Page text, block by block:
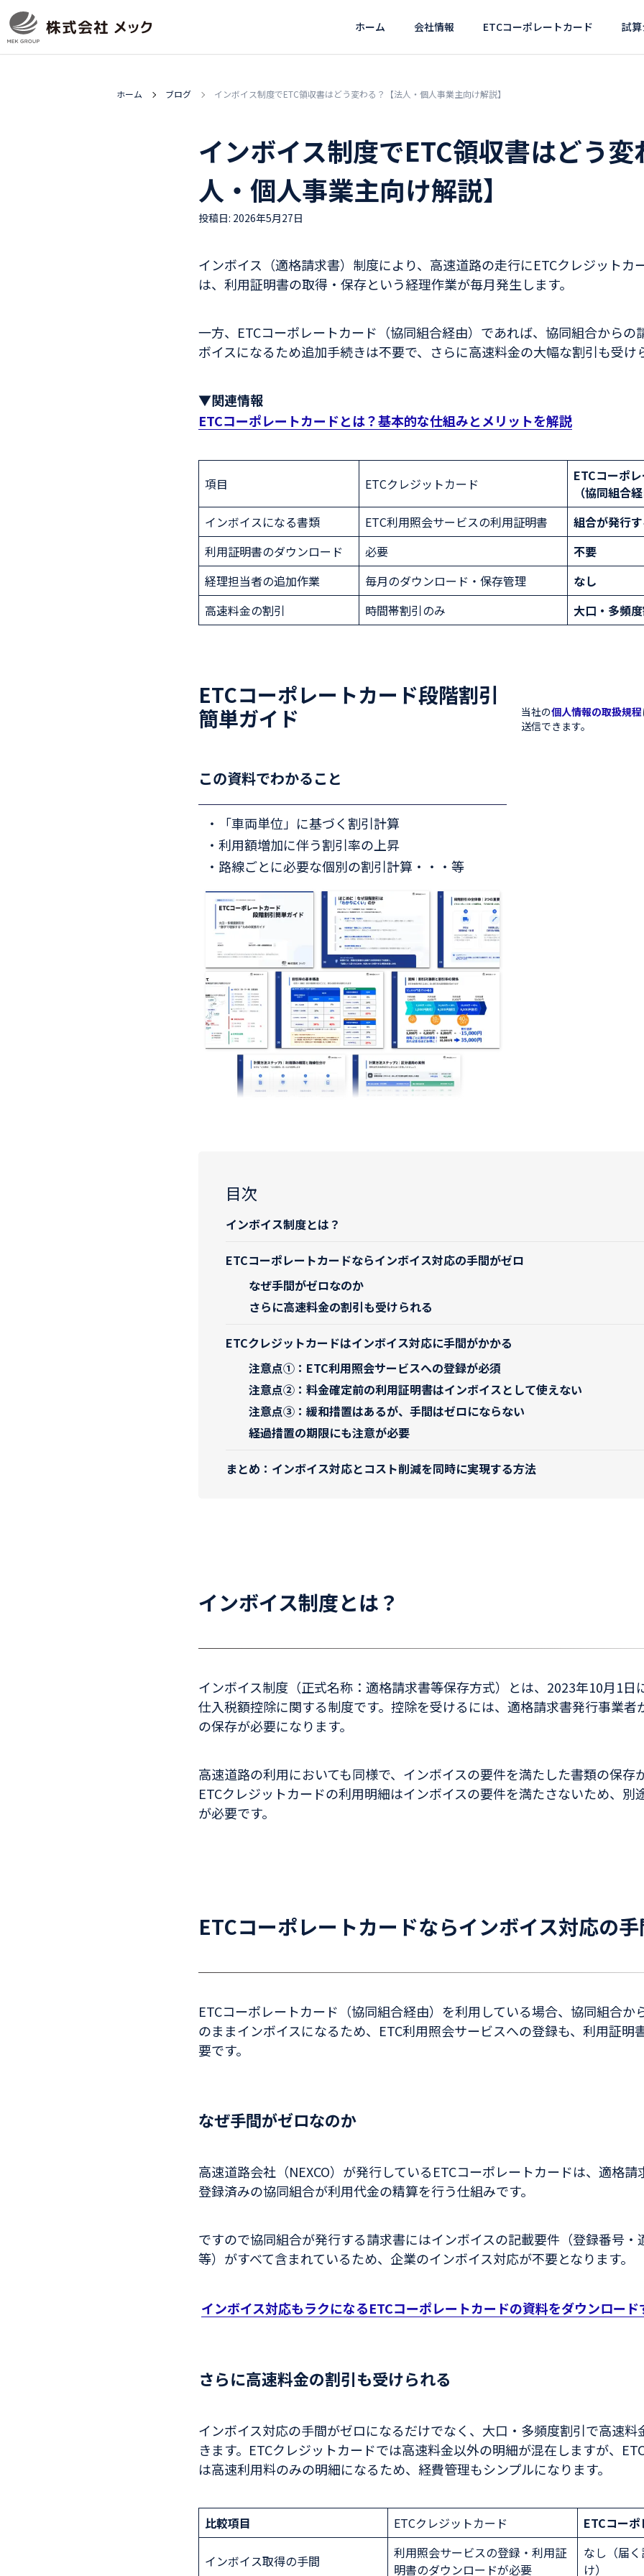
ホーム 会社情報 ETCコーポレートカード 試
ホーム ブログ インボイス制度でETC領収書はどう変わる？【法人・個人事業主向け解説】
インボイス制度でETC領収書はどう
人・個人事業主向け解説】
投稿日: 2026年5月27日
インボイス（適格請求書）制度により、高速道路の走行にETCクレジットカ
は、利用証明書の取得・保存という経理作業が毎月発生します。
一方、ETCコーポレートカード（協同組合経由）であれば、協同組合からの
ボイスになるため追加手続きは不要で、さらに高速料金の大幅な割引も受け
▼関連情報
ETCコーポレートカードとは？基本的な仕組みとメリットを解説
項目 ETCクレジットカード
ETCコーポ
（協同組合経
インボイスになる書類
ETC利用照会サービスの利用証明書
組合が発行
利用証明書のダウンロード
必要
不要
経理担当者の追加作業
毎月のダウンロード・保存管理
なし
高速料金の割引
時間帯割引のみ 大口・多頻
ETCコーポレートカード段階割引
簡単ガイド
この資料でわかること
・「車両単位」に基づく割引計算
・利用額増加に伴う割引率の上昇
・路線ごとに必要な個別の割引計算・・・等
当社の個人情報の取扱規程
送信できます。
目次
インボイス制度とは？
ETCコーポレートカードならインボイス対応の手間がゼロ
なぜ手間がゼロなのか
さらに高速料金の割引も受けられる
ETCクレジットカードはインボイス対応に手間がかかる
注意点①：ETC利用照会サービスへの登録が必須
注意点②：料金確定前の利用証明書はインボイスとして使えない
注意点③：緩和措置はあるが、手間はゼロにならない
経過措置の期限にも注意が必要
まとめ：インボイス対応とコスト削減を同時に実現する方法
インボイス制度とは？
インボイス制度（正式名称：適格請求書等保存方式）とは、2023年10月1日
仕入税額控除に関する制度です。控除を受けるには、適格請求書発行事業者
の保存が必要になります。
高速道路の利用においても同様で、インボイスの要件を満たした書類の保存
ETCクレジットカードの利用明細はインボイスの要件を満たさないため、別
が必要です。
ETCコーポレートカードならインボイス対応の
ETCコーポレートカード（協同組合経由）を利用している場合、協同組合か
のままインボイスになるため、ETC利用照会サービスへの登録も、利用証明
要です。
なぜ手間がゼロなのか
高速道路会社（NEXCO）が発行しているETCコーポレートカードは、適格請
登録済みの協同組合が利用代金の精算を行う仕組みです。
ですので協同組合が発行する請求書にはインボイスの記載要件（登録番号・
等）がすべて含まれているため、企業のインボイス対応が不要となります。
インボイス対応もラクになるETCコーポレートカードの資料をダウンロー
さらに高速料金の割引も受けられる
インボイス対応の手間がゼロになるだけでなく、大口・多頻度割引で高速料
きます。ETCクレジットカードでは高速料金以外の明細が混在しますが、
は高速利用料のみの明細になるため、経費管理もシンプルになります。
比較項目 ETCクレジットカード ETCコー
インボイス取得の手間
利用照会サービスの登録・利用証
明書のダウンロードが必要
なし（届
け）